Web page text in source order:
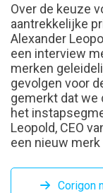
Over de keuze
aantrekkelijke
Alexander
een interview
merken
gevolgen voor
gemerkt dat we
het
Leopold, CEO
een nieuw merk
Corigon